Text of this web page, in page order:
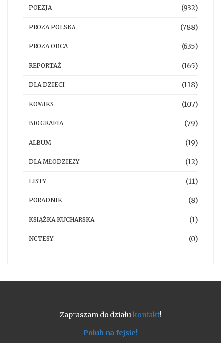
POEZJA (932)
PROZA POLSKA (788)
PROZA OBCA (635)
REPORTAŻ (165)
DLA DZIECI (118)
KOMIKS (107)
BIOGRAFIA (79)
ALBUM (19)
DLA MŁODZIEŻY (12)
LISTY (11)
PORADNIK (8)
KSIĄŻKA KUCHARSKA (1)
NOTESY (0)
Zapraszam do działukontakt!
Polub na fejsie!